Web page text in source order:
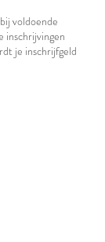
voldoende
inschrijvingen
je inschrijfgeld